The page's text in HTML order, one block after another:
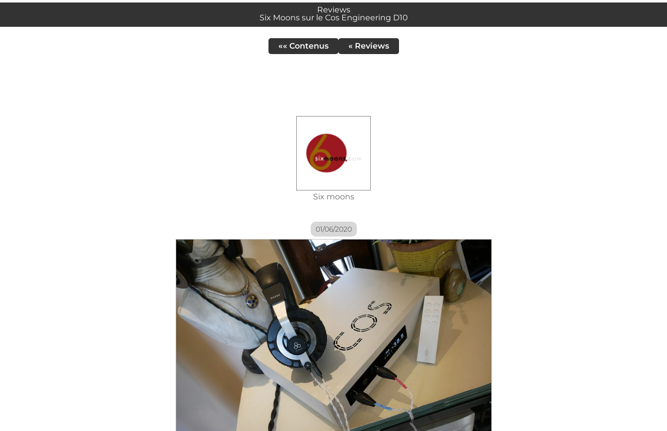
Reviews
Six Moons sur le Cos Engineering D10
«« Contenus « Reviews
Six moons
01/06/2020